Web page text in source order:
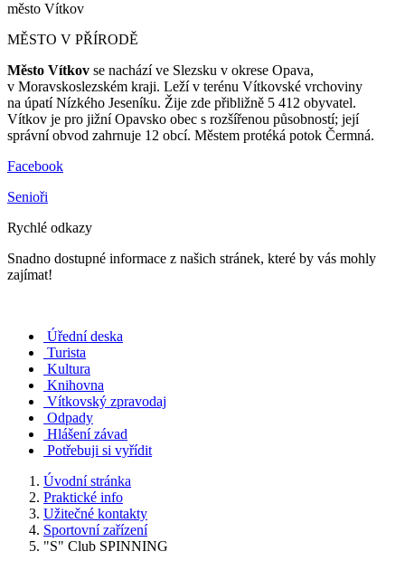
město Vítkov
MĚSTO V PŘÍRODĚ
Město Vítkov se nachází ve Slezsku v okrese Opava,
v Moravskoslezském kraji. Leží v terénu Vítkovské vrchoviny
na úpatí Nízkého Jeseníku. Žije zde přibližně 5 412 obyvatel.
Vítkov je pro jižní Opavsko obec s rozšířenou působností; její
správní obvod zahrnuje 12 obcí. Městem protéká potok Čermná.
Facebook
Senioři
Rychlé odkazy
Snadno dostupné informace z našich stránek, které by vás mohly
zajímat!
Úřední deska
Turista
Kultura
Knihovna
Vítkovský zpravodaj
Odpady
Hlášení závad
Potřebuji si vyřídit
Úvodní stránka
Praktické info
Užitečné kontakty
Sportovní zařízení
"S" Club SPINNING